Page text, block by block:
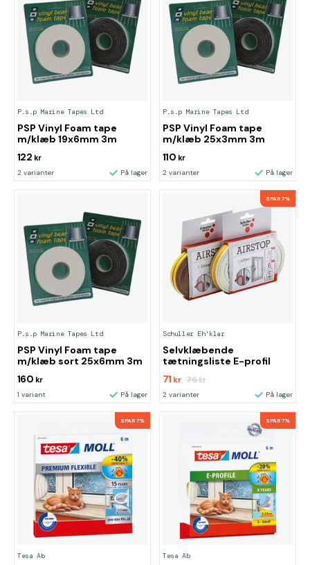
P.s.p Marine Tapes Ltd
PSP Vinyl Foam tape
m/klæb 19x6mm 3m
122 kr
2 varianter På lager
P.s.p Marine Tapes Ltd
PSP Vinyl Foam tape
m/klæb 25x3mm 3m
110 kr
2 varianter På lager
P.s.p Marine Tapes Ltd
PSP Vinyl Foam tape
m/klæb sort 25x6mm 3m
160 kr
1 variant På lager
SPAR 7%
Schuller Eh'klar
Selvklæbende
tætningsliste E-profil
71 kr 76kr
2 varianter På lager
SPAR 7%
Tesa Ab
SPAR 7%
Tesa Ab